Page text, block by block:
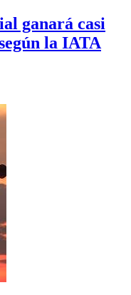
ganará casi
la IATA